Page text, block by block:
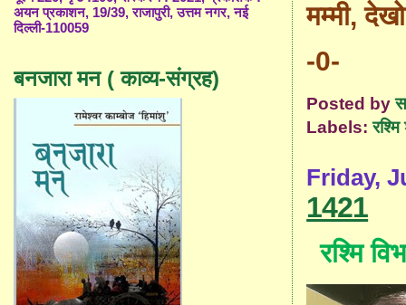
मम्मी,
-0-
Posted by
Labels:रश्मि
Friday,
1421
रश्मि
अयन प्रकाशन, 19/39, राजापुरी, उत्तम नगर, नई
दिल्ली-110059
बनजारा मन ( काव्य-संग्रह)